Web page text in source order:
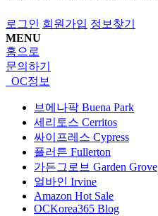
로그인 회원가입 정보찾기
MENU
홈으로
문의하기
OC정보
브에나팍 Buena Park
세리토스 Cerritos
싸이프레스 Cypress
플러튼 Fullerton
가든그로브 Garden Grove
얼바인 Irvine
Amazon Hot Sale
OCKorea365 Blog